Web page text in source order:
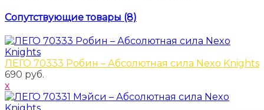
Сопутствующие товары (8)
ЛЕГО 70333 Робин – Абсолютная сила Nexo Knights
690 руб.
x